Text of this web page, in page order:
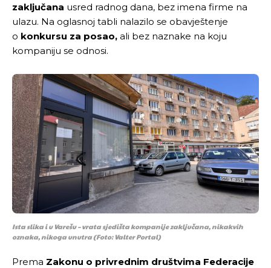
zaključana usred radnog dana, bez imena firme na
ulazu. Na oglasnoj tabli nalazilo se obavještenje
o konkursu za posao, ali bez naznake na koju
kompaniju se odnosi.
Ista slika i u Varešu – vrata sjedišta kompanije zaključana, nikakvih
oznaka, nikoga unutra(Foto: Valter Portal)
Prema Zakonu o privrednim društvima Federacije